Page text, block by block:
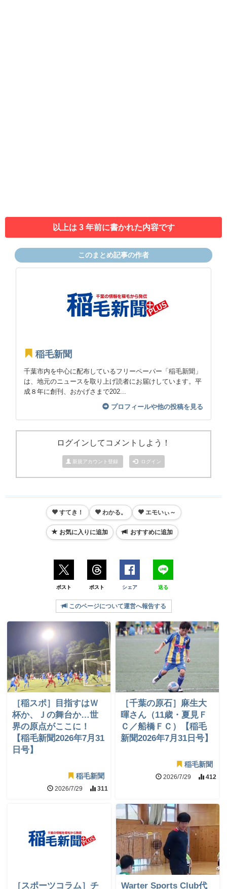
以上は 3 年前に書かれた内容です
このまとめ記事の作者
稲毛新聞
千葉市内を中心に配布しているフリーペーパー「稲毛新聞」
は、地元のニュースを取り上げ読者にお届けしています。平
成８年に創刊、おかげさまで202...
プロフィールや他の投稿を見る
ログインしてコメントしよう！
新規アカウント登録 ログイン
すてき！ わかる。 エモいぃ～
お気に入りに追加 おすすめに追加
ポスト ポスト シェア 送る
このページについて運営へ報告する
［稲スポ］目指すはＷ
杯か、Ｊの舞台か…世
界の原点がここに！
【稲毛新聞2026年7月31
日号】
稲毛新聞
2026/7/29 311
［千葉の原石］麻生大
暉さん（11歳・夏見Ｆ
Ｃ／船橋ＦＣ）【稲毛
新聞2026年7月31日号】
稲毛新聞
2026/7/29 412
［スポーツコラム］チ Warter Sports Club代